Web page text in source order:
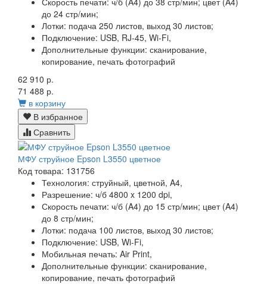
до 24 стр/мин;
Лотки: подача 250 листов, выход 30 листов;
Подключение: USB, RJ-45, Wi-Fi,
Дополнительные функции: сканирование,
копирование, печать фотографий
62 910 р.
71 488 р.
в корзину
В избранное
Сравнить
МФУ струйное Epson L3550 цветное
Код товара: 131756
Технология: струйный, цветной, A4,
Разрешение: ч/б 4800 x 1200 dpi,
Скорость печати: ч/б (A4) до 15 стр/мин; цвет (A4)
до 8 стр/мин;
Лотки: подача 100 листов, выход 30 листов;
Подключение: USB, Wi-Fi,
Мобильная печать: Air Print,
Дополнительные функции: сканирование,
копирование, печать фотографий